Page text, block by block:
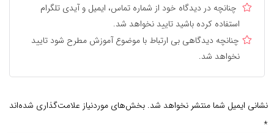
چنانچه در دیدگاه خود از شماره تماس، ایمیل و آیدی تلگرام
استفاده کرده باشید تایید نخواهد شد.
چنانچه دیدگاهی بی ارتباط با موضوع آموزش مطرح شود تایید
نخواهد شد.
نشانی ایمیل شما منتشر نخواهد شد. بخش‌های موردنیاز علامت‌گذاری شده‌اند
*